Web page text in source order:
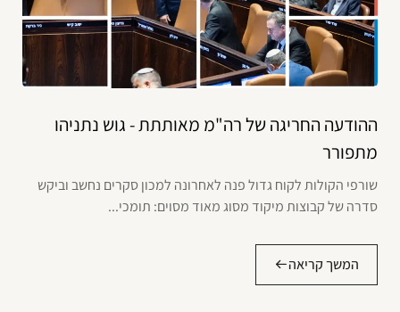
ההודעה החריגה של רה"מ מאותתת - גוש נתניהו
מתפורר
שורפי הקולות לקוח גדול פנה לאחרונה למכון סקרים נחשב וביקש
סדרה של קבוצות מיקוד מסוג מאוד מסוים: תומכי...
המשך קריאה